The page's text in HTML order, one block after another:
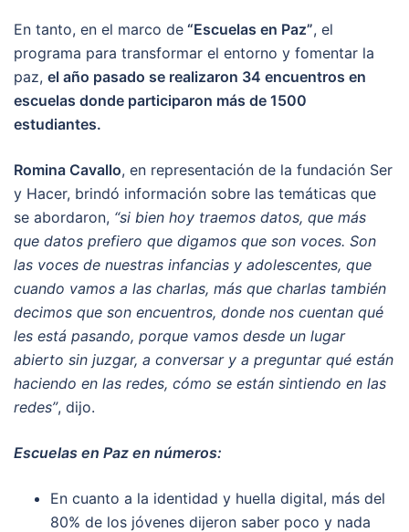
En tanto, en el marco de “Escuelas en Paz”, el
programa para transformar el entorno y fomentar la
paz, el año pasado se realizaron 34 encuentros en
escuelas donde participaron más de 1500
estudiantes.
Romina Cavallo, en representación de la fundación Ser
y Hacer, brindó información sobre las temáticas que
se abordaron, “si bien hoy traemos datos, que más
que datos prefiero que digamos que son voces. Son
las voces de nuestras infancias y adolescentes, que
cuando vamos a las charlas, más que charlas también
decimos que son encuentros, donde nos cuentan qué
les está pasando, porque vamos desde un lugar
abierto sin juzgar, a conversar y a preguntar qué están
haciendo en las redes, cómo se están sintiendo en las
redes”, dijo.
Escuelas en Paz en números:
En cuanto a la identidad y huella digital, más del
80% de los jóvenes dijeron saber poco y nada